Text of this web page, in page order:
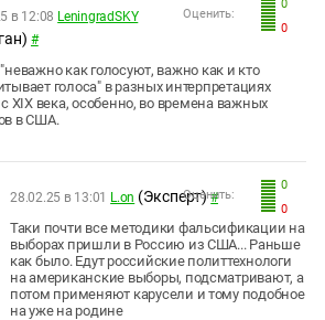
0
0
Оценить:
в 12:08 LeningradSKY
#
как голосуют, важно как и кто
голоса" в разных интерпретациях
с XIX века, особенно, во времена важных
в США.
0
0
Оценить:
28.02.25 в 13:01 L.on (Эксперт) #
Таки почти все методики фальсификации на
выборах пришли в Россию из США... Раньше
как было. Едут российские политтехнологи
на американские выборы, подсматривают, а
потом применяют карусели и тому подобное
на уже на родине